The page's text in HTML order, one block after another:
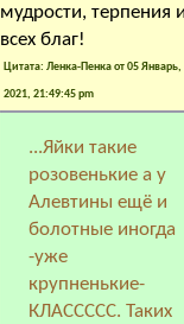
мудрости, терпения
всех благ!
Цитата: Ленка-Пенка от 05 Январь,
2021, 21:49:45 pm
...Яйки такие
розовенькие а у
Алевтины ещё и
болотные иногда
-уже
крупненькие-
КЛАССССС. Таких